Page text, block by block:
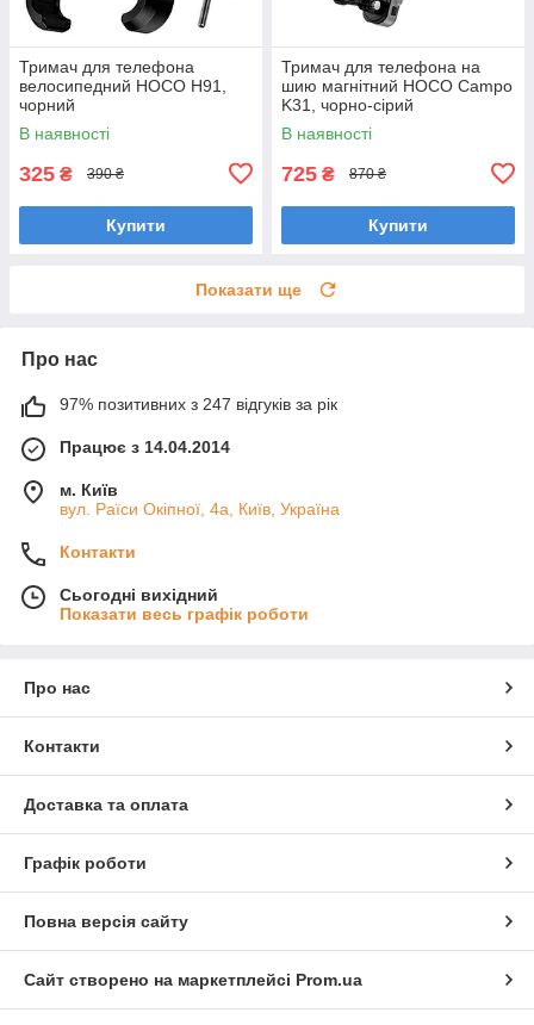
Тримач для телефона
велосипедний HOCO H91,
чорний
В наявності
325 ₴ 390 ₴
Купити
Тримач для телефона на
шию магнітний HOCO Campo
K31, чорно-сірий
В наявності
725 ₴ 870 ₴
Купити
Показати ще
Про нас
97% позитивних з 247 відгуків за рік
Працює з 14.04.2014
м. Київ
вул. Раїси Окіпної, 4а, Київ, Україна
Контакти
Сьогодні вихідний
Показати весь графік роботи
Про нас
Контакти
Доставка та оплата
Графік роботи
Повна версія сайту
Сайт створено на маркетплейсі Prom.ua